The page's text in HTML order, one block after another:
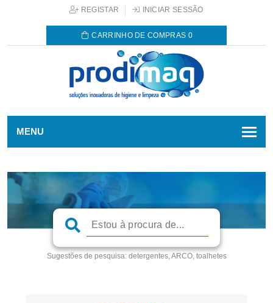
REGISTAR INICIAR SESSÃO
CARRINHO DE COMPRAS 0
MENU
Sugestões de pesquisa:detergentes, ARCO, toalhetes